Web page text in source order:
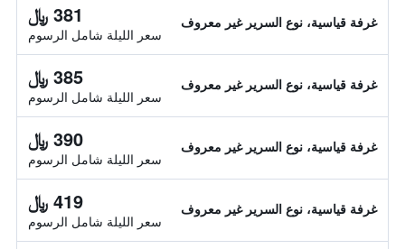
غرفة قياسية، نوع السرير غير معروف 381 ﷼
سعر الليلة شامل الرسوم
غرفة قياسية، نوع السرير غير معروف 385 ﷼
سعر الليلة شامل الرسوم
غرفة قياسية، نوع السرير غير معروف 390 ﷼
سعر الليلة شامل الرسوم
غرفة قياسية، نوع السرير غير معروف 419 ﷼
سعر الليلة شامل الرسوم